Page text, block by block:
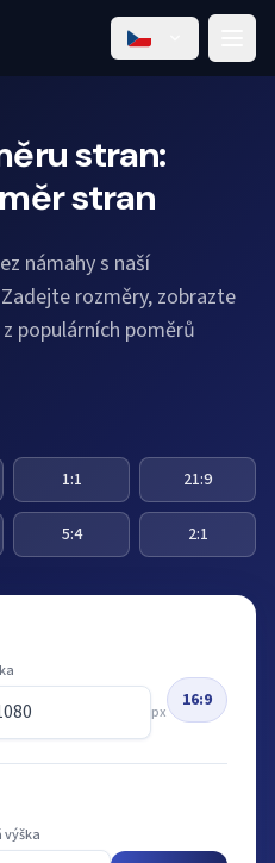
stran:
stran
námahy s naší
rozměry, zobrazte
populárních poměrů
1:1 21:9
5:4 2:1
px
16:9
výška